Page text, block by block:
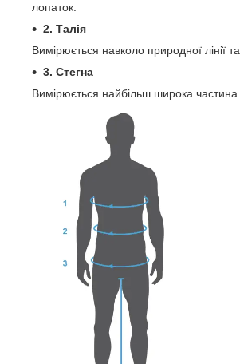
лопаток.
2. Талія
Вимірюється навколо природної лінії
3. Стегна
Вимірюється найбільш широка частина